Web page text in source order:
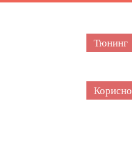
Тюнинг
Корисно